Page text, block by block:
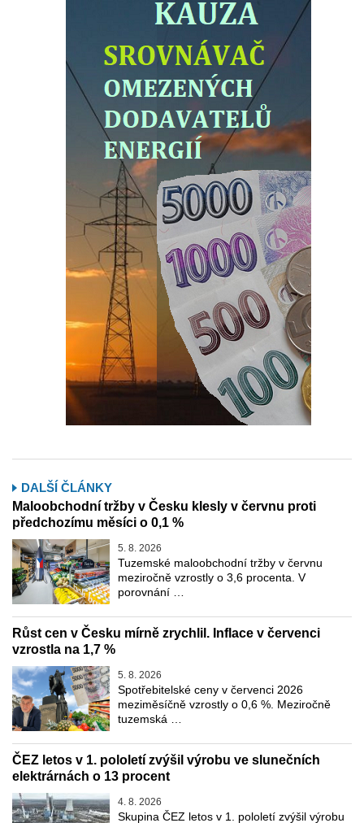
DALŠÍ ČLÁNKY
Maloobchodní tržby v Česku klesly v červnu proti
předchozímu měsíci o 0,1 %
5. 8. 2026
Tuzemské maloobchodní tržby v červnu
meziročně vzrostly o 3,6 procenta. V
porovnání …
Růst cen v Česku mírně zrychlil. Inflace v červenci
vzrostla na 1,7 %
5. 8. 2026
Spotřebitelské ceny v červenci 2026
meziměsíčně vzrostly o 0,6 %. Meziročně
tuzemská …
ČEZ letos v 1. pololetí zvýšil výrobu ve slunečních
elektrárnách o 13 procent
4. 8. 2026
Skupina ČEZ letos v 1. pololetí zvýšil výrobu